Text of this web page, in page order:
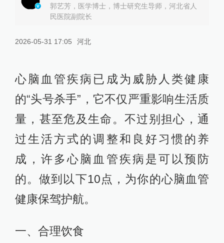
郭艺芳，医学博士，博士研究生导师，河北省人
民医院副院长
2026-05-31 17:05 河北
心脑血管疾病已成为威胁人类健康
的“头号杀手”，它不仅严重影响生活质
量，甚至危及生命。不过别担心，通
过生活方式的调整和良好习惯的养
成，许多心脑血管疾病是可以预防
的。做到以下10点，为你的心脑血管
健康保驾护航。
一、合理饮食